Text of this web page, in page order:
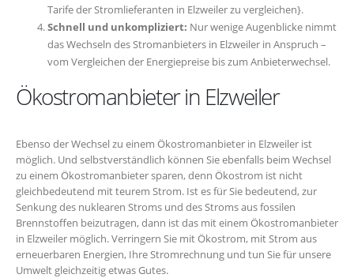
Tarife der Stromlieferanten in Elzweiler zu vergleichen}.
Schnell und unkompliziert: Nur wenige Augenblicke nimmt
das Wechseln des Stromanbieters in Elzweiler in Anspruch –
vom Vergleichen der Energiepreise bis zum Anbieterwechsel.
Ökostromanbieter in Elzweiler
Ebenso der Wechsel zu einem Ökostromanbieter in Elzweiler ist
möglich. Und selbstverständlich können Sie ebenfalls beim Wechsel
zu einem Ökostromanbieter sparen, denn Ökostrom ist nicht
gleichbedeutend mit teurem Strom. Ist es für Sie bedeutend, zur
Senkung des nuklearen Stroms und des Stroms aus fossilen
Brennstoffen beizutragen, dann ist das mit einem Ökostromanbieter
in Elzweiler möglich. Verringern Sie mit Ökostrom, mit Strom aus
erneuerbaren Energien, Ihre Stromrechnung und tun Sie für unsere
Umwelt gleichzeitig etwas Gutes.